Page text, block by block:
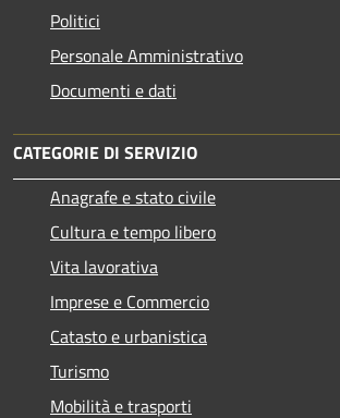
Politici
Personale Amministrativo
Documenti e dati
CATEGORIE DI SERVIZIO
Anagrafe e stato civile
Cultura e tempo libero
Vita lavorativa
Imprese e Commercio
Catasto e urbanistica
Turismo
Mobilità e trasporti